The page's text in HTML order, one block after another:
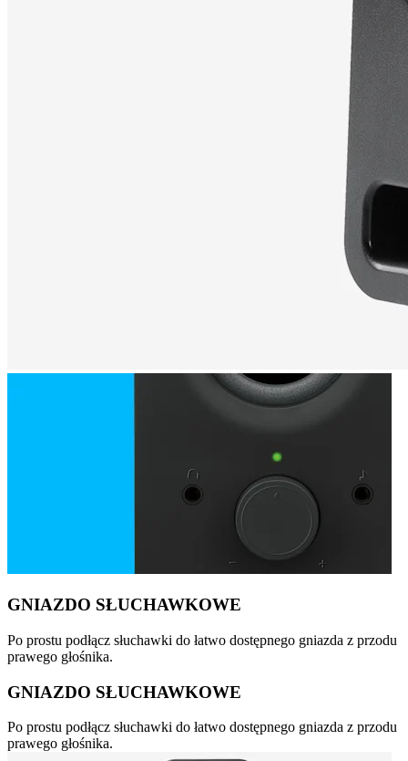
GNIAZDO SŁUCHAWKOWE
Po prostu podłącz słuchawki do łatwo dostępnego gniazda z przodu
prawego głośnika.
GNIAZDO SŁUCHAWKOWE
Po prostu podłącz słuchawki do łatwo dostępnego gniazda z przodu
prawego głośnika.